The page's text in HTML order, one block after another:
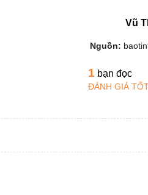
Vũ
Nguồn:
1 bạn đọc
ĐÁNH GIÁ